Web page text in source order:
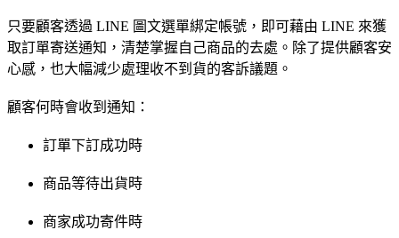
只要顧客透過 LINE 圖文選單綁定帳號，即可藉由 LINE 來獲
取訂單寄送通知，清楚掌握自己商品的去處。除了提供顧客安
心感，也大幅減少處理收不到貨的客訴議題。
顧客何時會收到通知：
訂單下訂成功時
商品等待出貨時
商家成功寄件時